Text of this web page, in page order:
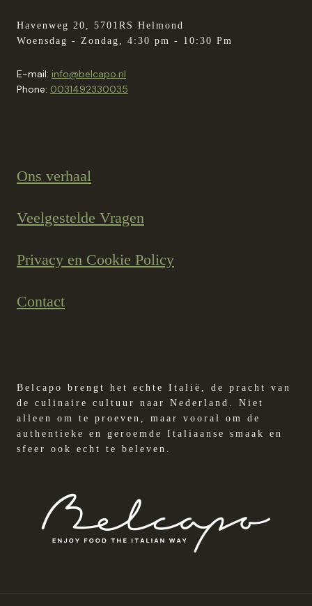
Havenweg 20, 5701RS Helmond
Woensdag - Zondag, 4:30 pm - 10:30 Pm
E-mail: info@belcapo.nl
Phone: 0031492330035
Ons verhaal
Veelgestelde Vragen
Privacy en Cookie Policy
Contact
Belcapo brengt het echte Italië, de pracht van
de culinaire cultuur naar Nederland. Niet
alleen om te proeven, maar vooral om de
authentieke en geroemde Italiaanse smaak en
sfeer ook echt te beleven.